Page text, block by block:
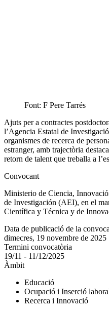
Font: F Pere Tarrés
Ajuts per a contractes
l’Agencia Estatal de
organismes de recerca de
estranger, amb trajectòria
retorn de talent que treballa a
Convocant
Ministerio de Ciencia,
de Investigación (AEI), en el
Científica y Técnica y de
Data de publicació de la
dimecres, 19 novembre de 2025
Termini convocatòria
19/11 - 11/12/2025
Àmbit
Educació
Ocupació i Inserció
Recerca i Innovació